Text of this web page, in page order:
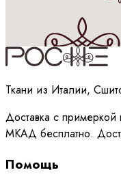
Принимаюполитику
Ткани из Италии,
Доставка с
МКАД бесплатно.
Помощь